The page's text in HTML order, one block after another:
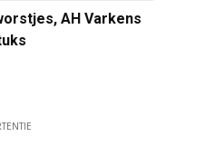
AH Varkens